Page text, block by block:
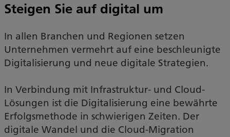
Steigen Sie auf digital um
In allen Branchen und Regionen setzen
Unternehmen vermehrt auf eine beschleunigte
Digitalisierung und neue digitale Strategien.
In Verbindung mit Infrastruktur- und Cloud-
Lösungen ist die Digitalisierung eine bewährte
Erfolgsmethode in schwierigen Zeiten. Der
digitale Wandel und die Cloud-Migration